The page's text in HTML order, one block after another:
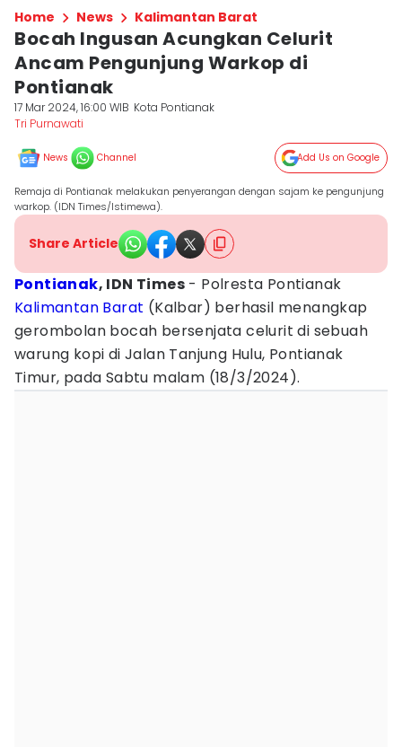
Home News Kalimantan Barat
Bocah Ingusan Acungkan Celurit
Ancam Pengunjung Warkop di
Pontianak
17 Mar 2024, 16:00 WIB Kota Pontianak
Tri Purnawati
News Channel Add Us on Google
Remaja di Pontianak melakukan penyerangan dengan sajam ke pengunjung
warkop. (IDN Times/Istimewa).
Share Article
Pontianak, IDN Times - Polresta Pontianak
Kalimantan Barat (Kalbar) berhasil menangkap
gerombolan bocah bersenjata celurit di sebuah
warung kopi di Jalan Tanjung Hulu, Pontianak
Timur, pada Sabtu malam (18/3/2024).